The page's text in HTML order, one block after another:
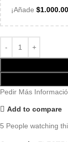
¡Añade $
Pedir Más
Add to compare
5 People watching